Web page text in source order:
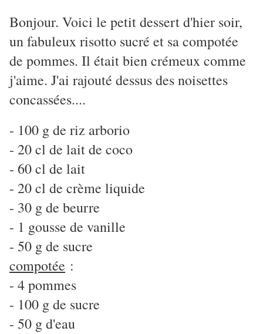
Bonjour. Voici le petit dessert d'hier soir,
un fabuleux risotto sucré et sa compotée
de pommes. Il était bien crémeux comme
j'aime. J'ai rajouté dessus des noisettes
concassées....
- 100 g de riz arborio
- 20 cl de lait de coco
- 60 cl de lait
- 20 cl de crème liquide
- 30 g de beurre
- 1 gousse de vanille
- 50 g de sucre
compotée :
- 4 pommes
- 100 g de sucre
- 50 g d'eau